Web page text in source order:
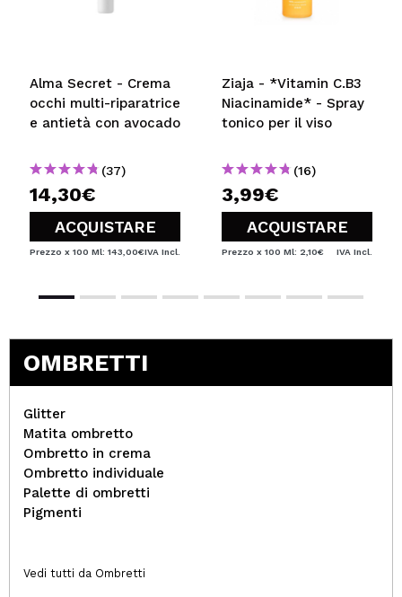
Alma Secret - Crema
occhi multi-riparatrice
e antietà con avocado
(37)
14,30€
ACQUISTARE
Prezzo x 100 Ml: 143,00€IVA Incl.
Ziaja - *Vitamin C.B3
Niacinamide* - Spray
tonico per il viso
(16)
3,99€
ACQUISTARE
Prezzo x 100 Ml: 2,10€ IVA Incl.
OMBRETTI
Glitter
Matita ombretto
Ombretto in crema
Ombretto individuale
Palette di ombretti
Pigmenti
Vedi tutti da Ombretti